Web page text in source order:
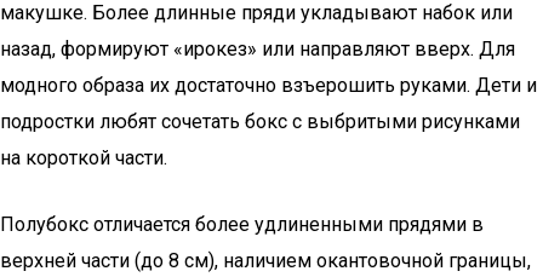
макушке. Более длинные пряди укладывают набок или
назад, формируют «ирокез» или направляют вверх. Для
модного образа их достаточно взъерошить руками. Дети и
подростки любят сочетать бокс с выбритыми рисунками
на короткой части.
Полубокс отличается более удлиненными прядями в
верхней части (до 8 см), наличием окантовочной границы,